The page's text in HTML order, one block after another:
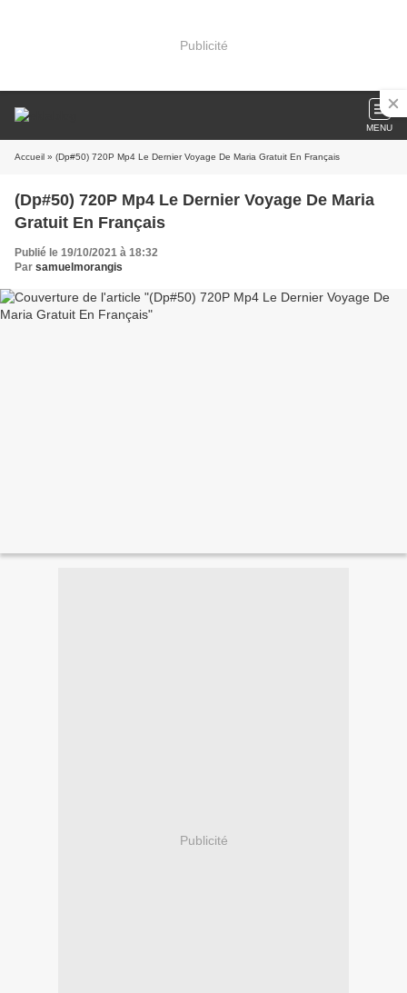
Publicité
MENU
Accueil » (Dp#50) 720P Mp4 Le Dernier Voyage De Maria Gratuit En Français
(Dp#50) 720P Mp4 Le Dernier Voyage De Maria
Gratuit En Français
Publié le 19/10/2021 à 18:32
Par samuelmorangis
Publicité